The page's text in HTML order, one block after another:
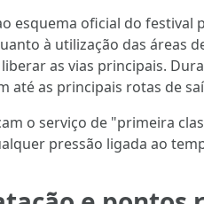
esquema oficial do
à utilização das áreas
as vias principais.
até as principais rotas de
o serviço de "primeira
pressão ligada ao